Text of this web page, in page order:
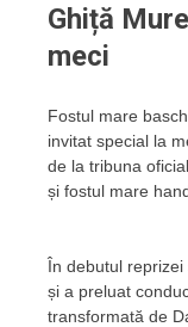
Ghiță
meci
Fostul mare
invitat special la
de la tribuna
și fostul mare
În debutul
și a preluat
transformată de